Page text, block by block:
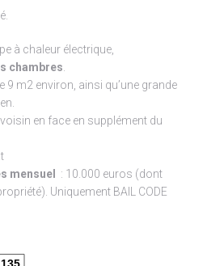
à chaleur électrique,
chambres
9 m2 environ, ainsi qu’une grande
en face en supplément du
mensuel
: 10.000 euros (dont
Uniquement BAIL CODE
135